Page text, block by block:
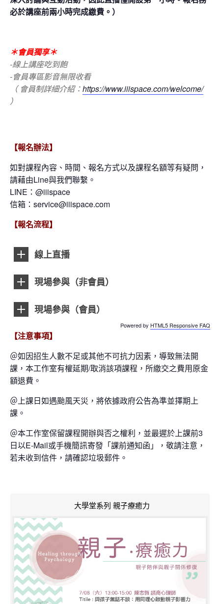
必於講座前兩小時完成繳費。）
＊會員獨享＊
-線上講座吃到飽
-會員專區影音無限收看
（ 會員制詳細介紹：https://www.iiispace.com/welcome/
）
【報名辦法】
如對課程內容、時間、報名方式以及課程名額等有疑問，
請藉由Line與我們聯繫。
LINE：@iiispace
信箱：service@iiispace.com
【報名流程】
線上直播
現場參與（非會員）
現場參與（會員）
Powered by HTML5 Responsive FAQ
【注意事項】
＠如因招生人數不足或其他不可抗力因素，導致無法開
課，本工作室有權延期/取消該項課程，所繳交之費用原金
額退費。
＠上課日如遇颱風天災，將依據政府公告為準並擇期上
課。
＠本工作室保留課程開辦與否之權利，並最遲於上課前3
日以E-Mail或手機簡訊寄發「課前通知函」，敬請注意，
若未收到信件，請確認垃圾郵件。
大學堂系列 親子療癒力